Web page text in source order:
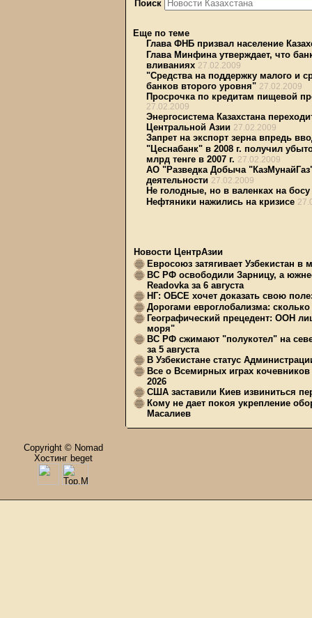
Поиск
Еще по теме
Глава ФНБ призвал население
Глава Минфина утверждает, что
вливаниях 27.02.2009
"Средства на поддержку малого и
банков второго уровня" 27.02.2009
Просрочка по кредитам пищевой
27.02.2009
Энергосистема Казахстана
Центральной Азии 27.02.2009
Запрет на экспорт зерна впредь
"Цеснабанк" в 2008 г. получил
млрд тенге в 2007 г. 27.02.2009
АО "Разведка Добыча
деятельности 27.02.2009
Не голодные, но в валенках на босу
Нефтяники нажились на кризисе
Новости ЦентрАзии
Евросоюз затягивает Узбекистан
ВС РФ освободили Зарницу, а
Readovka за 6 августа
НГ: ОБСЕ хочет доказать свою
Дорогами евроглобализма:
Географический прецедент: ООН
моря"
ВС РФ сжимают "полукотел" на
за 5 августа
В Узбекистане статус
Все о Всемирных играх
2026
США заставили Киев извиниться
Кому не дает покоя укрепление
Масалиев
Copyright © Nomad
Хостинг beget